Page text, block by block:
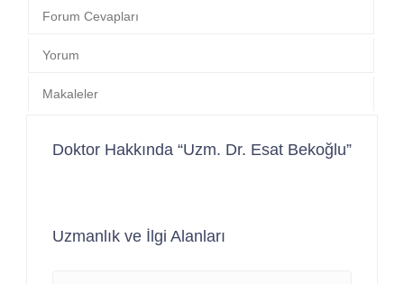
Forum Cevapları
Yorum
Makaleler
Doktor Hakkında “Uzm. Dr. Esat Bekoğlu”
Uzmanlık ve İlgi Alanları